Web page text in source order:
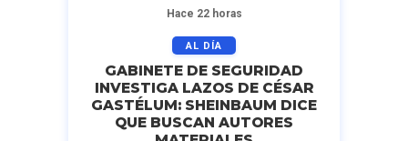
Hace 22 horas
AL DÍA
GABINETE DE SEGURIDAD
INVESTIGA LAZOS DE CÉSAR
GASTÉLUM: SHEINBAUM DICE
QUE BUSCAN AUTORES